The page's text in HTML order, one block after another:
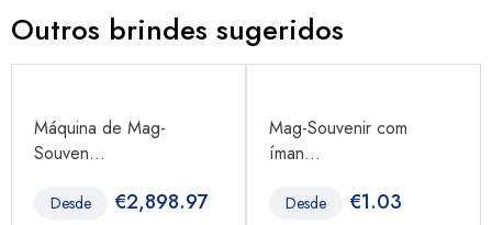
Outros brindes sugeridos
Máquina de Mag-
Souven...
Desde €2,898.97
Mag-Souvenir com
íman...
Desde €1.03